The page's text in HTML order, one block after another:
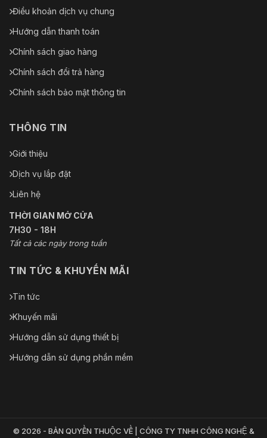
Điều khoản dịch vụ chung
Hướng dẫn thanh toán
Chính sách giao hàng
Chính sách đổi trả hàng
Chính sách bảo mật thông tin
THÔNG TIN
Giới thiệu
Dịch vụ lắp đặt
Liên hệ
THỜI GIAN MỞ CỬA
7H30 - 18H
Tất cả các ngày trong tuần
TIN TỨC & KHUYẾN MÃI
Tin tức
Khuyến mãi
Hướng dẫn sử dụng thiết bị
Hướng dẫn sử dụng phần mềm
© 2026 - BẢN QUYỀN THUỘC VỀ | CÔNG TY TNHH CÔNG NGHỆ &